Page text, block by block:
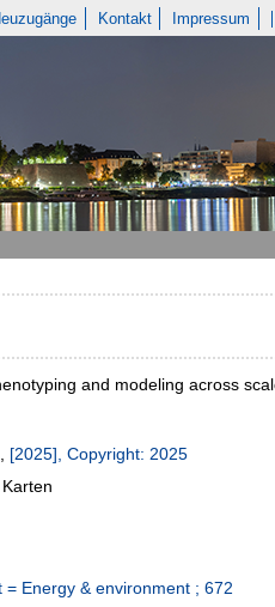
Kontakt Impressum
and modeling across
, [2025], Copyright: 2025
Energy & environment ; 672